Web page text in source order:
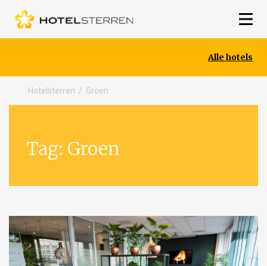
Alle hotels
Hotelsterren / Groen
Tag: Groen